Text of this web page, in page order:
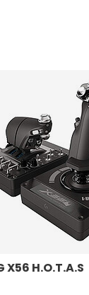
H.O.T.A.S